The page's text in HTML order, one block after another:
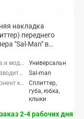
накладка
переднего
"Sal-Man" в
Универсальные
Sal-man
Сплиттер,
губа, юбка,
клыки
2-4 рабочих дня